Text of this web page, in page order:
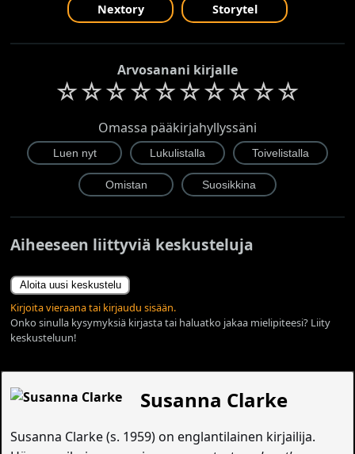
Nextory Storytel
Arvosanani kirjalle
☆☆☆☆☆☆☆☆☆☆
Omassa pääkirjahyllyssäni
Aiheeseen liittyviä keskusteluja
Aloita uusi keskustelu
Kirjoita vieraana tai kirjaudu sisään.
Onko sinulla kysymyksiä kirjasta tai haluatko jakaa mielipiteesi? Liity
keskusteluun!
Susanna Clarke
Susanna Clarke (s. 1959) on englantilainen kirjailija.